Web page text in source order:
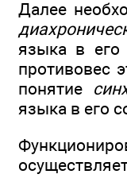
Далее
языка в его
противовес
понятие
языка в его